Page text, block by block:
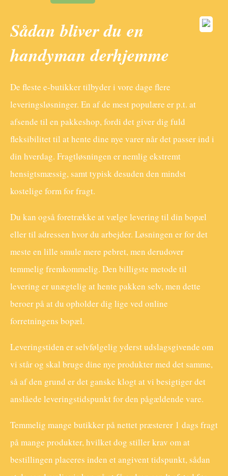
Sådan bliver du en
handyman derhjemme
De fleste e-butikker tilbyder i vore dage flere
leveringsløsninger. En af de mest populære er p.t. at
afsende til en pakkeshop, fordi det giver dig fuld
fleksibilitet til at hente dine nye varer når det passer ind i
din hverdag. Fragtløsningen er nemlig ekstremt
hensigtsmæssig, samt typisk desuden den mindst
kostelige form for fragt.
Du kan også foretrække at vælge levering til din bopæl
eller til adressen hvor du arbejder. Løsningen er for det
meste en lille smule mere pebret, men derudover
temmelig fremkommelig. Den billigste metode til
levering er unægtelig at hente pakken selv, men dette
beroer på at du opholder dig lige ved online
forretningens bopæl.
Leveringstiden er selvfølgelig yderst udslagsgivende om
vi står og skal bruge dine nye produkter med det samme,
så af den grund er det ganske klogt at vi besigtiger det
anslåede leveringstidspunkt for den pågældende vare.
Temmelig mange butikker på nettet præsterer 1 dags fragt
på mange produkter, hvilket dog stiller krav om at
bestillingen placeres inden et angivent tidspunkt, sådan